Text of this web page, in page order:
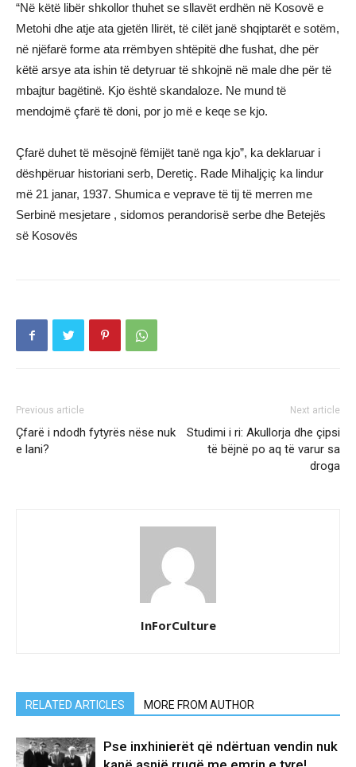
“Në këtë libër shkollor thuhet se sllavët erdhën në Kosovë e
Metohi dhe atje ata gjetën Ilirët, të cilët janë shqiptarët e sotëm,
në njëfarë forme ata rrëmbyen shtëpitë dhe fushat, dhe për
këtë arsye ata ishin të detyruar të shkojnë në male dhe për të
mbajtur bagëtinë. Kjo është skandaloze. Ne mund të
mendojmë çfarë të doni, por jo më e keqe se kjo.
Çfarë duhet të mësojnë fëmijët tanë nga kjo”, ka deklaruar i
dëshpëruar historiani serb, Deretiç. Rade Mihaljçiç ka lindur
më 21 janar, 1937. Shumica e veprave të tij të merren me
Serbinë mesjetare , sidomos perandorisë serbe dhe Betejës
së Kosovës
Previous article
Çfarë i ndodh fytyrës nëse nuk
e lani?
Next article
Studimi i ri: Akullorja dhe çipsi
të bëjnë po aq të varur sa
droga
InForCulture
RELATED ARTICLES MORE FROM AUTHOR
Pse inxhinierët që ndërtuan vendin nuk